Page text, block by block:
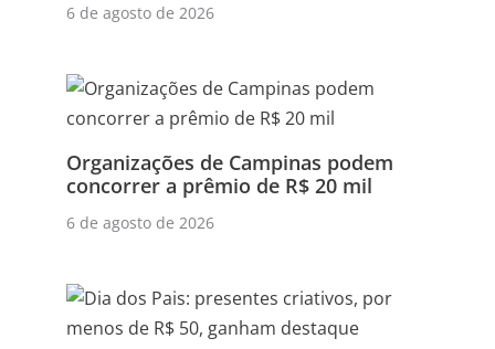
6 de agosto de 2026
Organizações de Campinas podem
concorrer a prêmio de R$ 20 mil
6 de agosto de 2026